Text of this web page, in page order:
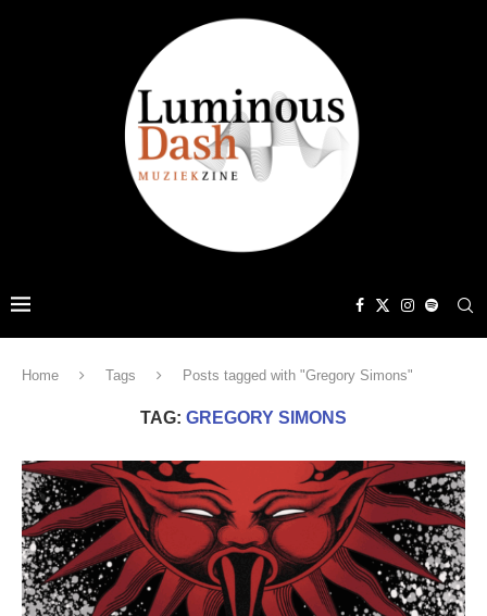
Home Tags Posts tagged with "Gregory Simons"
TAG: GREGORY SIMONS